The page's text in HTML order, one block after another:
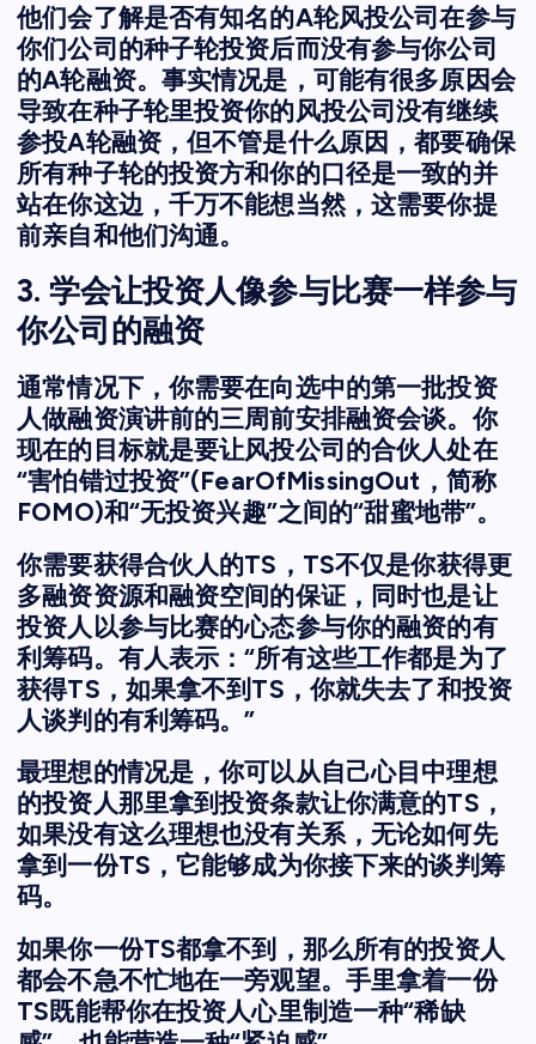
他们会了解是否有知名的A轮风投公司在参与
你们公司的种子轮投资后而没有参与你公司
的A轮融资。事实情况是，可能有很多原因会
导致在种子轮里投资你的风投公司没有继续
参投A轮融资，但不管是什么原因，都要确保
所有种子轮的投资方和你的口径是一致的并
站在你这边，千万不能想当然，这需要你提
前亲自和他们沟通。
3. 学会让投资人像参与比赛一样参与
你公司的融资
通常情况下，你需要在向选中的第一批投资
人做融资演讲前的三周前安排融资会谈。你
现在的目标就是要让风投公司的合伙人处在
“害怕错过投资”(FearOfMissingOut，简称
FOMO)和“无投资兴趣”之间的“甜蜜地带”。
你需要获得合伙人的TS，TS不仅是你获得更
多融资资源和融资空间的保证，同时也是让
投资人以参与比赛的心态参与你的融资的有
利筹码。有人表示：“所有这些工作都是为了
获得TS，如果拿不到TS，你就失去了和投资
人谈判的有利筹码。”
最理想的情况是，你可以从自己心目中理想
的投资人那里拿到投资条款让你满意的TS，
如果没有这么理想也没有关系，无论如何先
拿到一份TS，它能够成为你接下来的谈判筹
码。
如果你一份TS都拿不到，那么所有的投资人
都会不急不忙地在一旁观望。手里拿着一份
TS既能帮你在投资人心里制造一种“稀缺